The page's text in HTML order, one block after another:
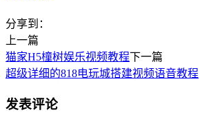
分享到：
上一篇
猫家H5橦树娱乐视频教程下一篇
超级详细的818电玩城搭建视频语音教程
发表评论